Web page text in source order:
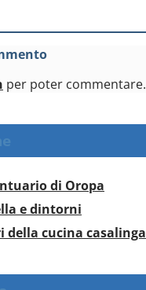
per poter commentare.
di Oropa
e dintorni
della cucina casalinga